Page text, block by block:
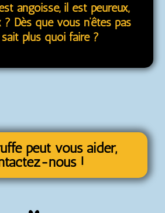
angoissé, il est peureux,
Dès que vous n’êtes pas
sait plus quoi faire ?
peut vous aider,
nous !